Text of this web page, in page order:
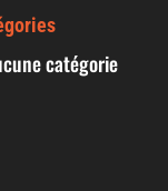
catégorie